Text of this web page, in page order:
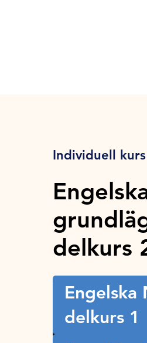
Individuell kurs
delkurs
Engelska
delkurs 1